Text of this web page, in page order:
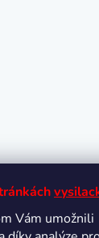
Vám umožnili